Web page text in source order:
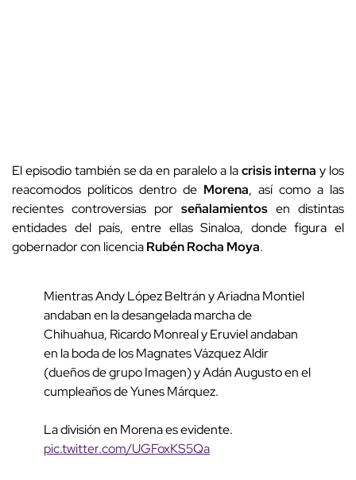
El episodio también se da en paralelo a lacrisis interna y los
reacomodos políticos dentro de Morena, así como a las
recientes controversias por señalamientos en distintas
entidades del país, entre ellas Sinaloa, donde figura el
gobernador con licenciaRubén Rocha Moya.
Mientras Andy López Beltrán y Ariadna Montiel
andaban en la desangelada marcha de
Chihuahua, Ricardo Monreal y Eruviel andaban
en la boda de los Magnates Vázquez Aldir
(dueños de grupo Imagen) y Adán Augusto en el
cumpleaños de Yunes Márquez.
La división en Morena es evidente.
pic.twitter.com/UGFoxKS5Qa